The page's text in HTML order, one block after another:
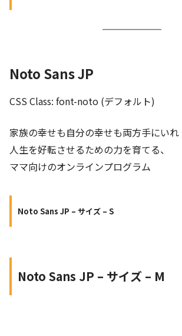
Noto Sans JP
CSS Class: font-noto (デフォルト)
家族の幸せも自分の幸せも両方手にいれ
人生を好転させるための力を育てる、
ママ向けのオンラインプログラム
Noto Sans JP – サイズ – S
Noto Sans JP – サイズ – M